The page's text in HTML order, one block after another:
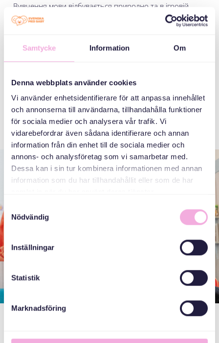
Samtycke Information Om
Denna webbplats använder cookies
Vi använder enhetsidentifierare för att anpassa innehållet
och annonserna till användarna, tillhandahålla funktioner
för sociala medier och analysera vår trafik. Vi
vidarebefordrar även sådana identifierare och annan
information från din enhet till de sociala medier och
annons- och analysföretag som vi samarbetar med.
Dessa kan i sin tur kombinera informationen med annan
information som du har tillhandahållit eller som de har
Nödvändig
Inställningar
Statistik
Marknadsföring
Вивчення мови відбувається природно та в ігровій
формі через бесіди на різні теми під час наших
зустрічей. Воно також продовжується під час кави та
адаптовані для багатомовних груп, що дає можливість
дітям та батькам, які не знають шведської мови, брати
інклюзивні методи дають можливість батькам, які
народилися за кордоном, знайти нових друзів і, таким
чином, практикувати мову навіть поза межами наших
зустрічей.